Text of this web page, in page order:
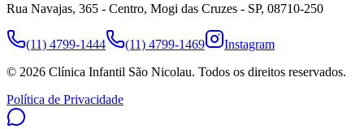
Rua Navajas, 365 - Centro, Mogi das Cruzes - SP, 08710-250
(11) 4799-1444 (11) 4799-1469
Instagram
© 2026 Clínica Infantil São Nicolau. Todos os direitos reservados.
Política de Privacidade